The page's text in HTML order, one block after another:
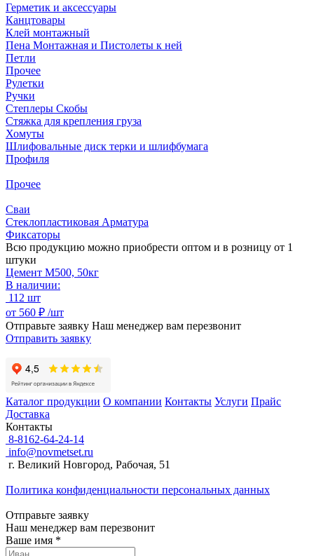
Герметик и аксессуары
Канцтовары
Клей монтажный
Пена Монтажная и Пистолеты к ней
Петли
Прочее
Рулетки
Ручки
Степлеры Скобы
Стяжка для крепления груза
Хомуты
Шлифовальные диск терки и шлифбумага
Профиля
Прочее
Сваи
Стеклопластиковая Арматура
Фиксаторы
Всю продукцию можно приобрести оптом и в розницу от 1
штуки
Цемент М500, 50кг
В наличии:
112 шт
от 560 ₽ /шт
Отправьте заявку Наш менеджер вам перезвонит
Отправить заявку
Каталог продукции О компании Контакты Услуги Прайс
Доставка
Контакты
8-8162-64-24-14
info@novmetset.ru
г. Великий Новгород, Рабочая, 51
Политика конфиденциальности персональных данных
Отправьте заявку
Наш менеджер вам перезвонит
Ваше имя *